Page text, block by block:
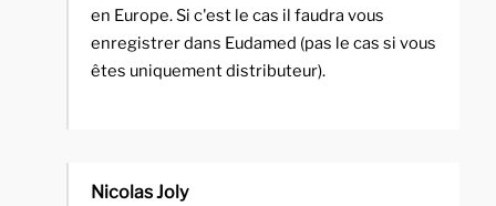
en Europe. Si c'est le cas il faudra vous
enregistrer dans Eudamed (pas le cas si vous
êtes uniquement distributeur).
Nicolas Joly